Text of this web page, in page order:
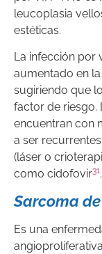
leucoplasia
estéticas.
La infección por
aumentado en
sugiriendo que
factor de riesgo.
encuentran con
a ser
(láser o
como cidofovir31.
Sarcoma
Es una